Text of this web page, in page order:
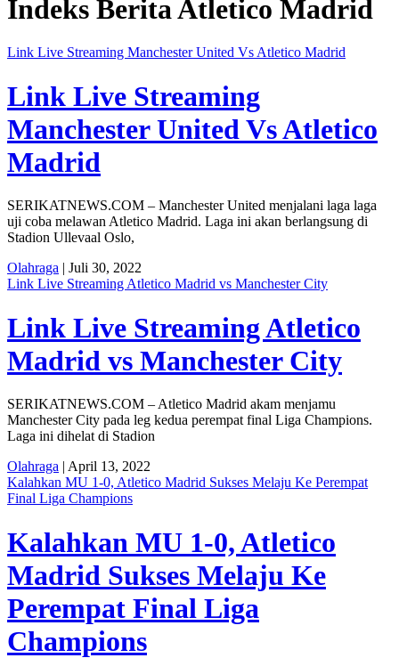
Indeks BeritaAtletico Madrid
Link Live Streaming Manchester United Vs Atletico Madrid
Link Live Streaming
Manchester United Vs Atletico
Madrid
SERIKATNEWS.COM – Manchester United menjalani laga laga
uji coba melawan Atletico Madrid. Laga ini akan berlangsung di
Stadion Ullevaal Oslo,
Olahraga | Juli 30, 2022
Link Live Streaming Atletico Madrid vs Manchester City
Link Live Streaming Atletico
Madrid vs Manchester City
SERIKATNEWS.COM – Atletico Madrid akam menjamu
Manchester City pada leg kedua perempat final Liga Champions.
Laga ini dihelat di Stadion
Olahraga | April 13, 2022
Kalahkan MU 1-0, Atletico Madrid Sukses Melaju Ke Perempat
Final Liga Champions
Kalahkan MU 1-0, Atletico
Madrid Sukses Melaju Ke
Perempat Final Liga
Champions